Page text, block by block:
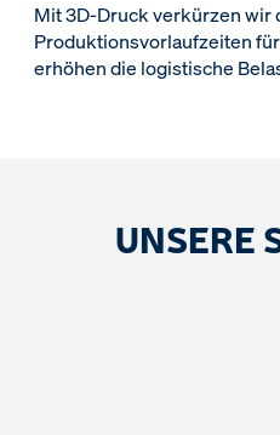
Mit 3D-Druck verkürzen wir
Produktionsvorlaufzeiten
erhöhen die logistische
UNSERE